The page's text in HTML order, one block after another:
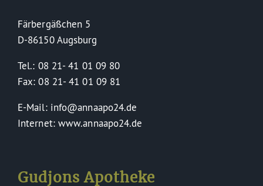
Färbergäßchen 5
D-86150 Augsburg
Tel.: 08 21- 41 01 09 80
Fax: 08 21- 41 01 09 81
E-Mail: info@annaapo24.de
Internet: www.annaapo24.de
Gudjons Apotheke